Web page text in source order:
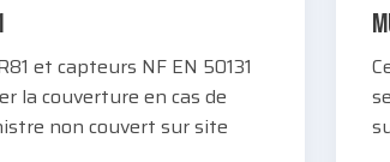
et capteurs NF EN 50131
la couverture en cas de
non couvert sur site